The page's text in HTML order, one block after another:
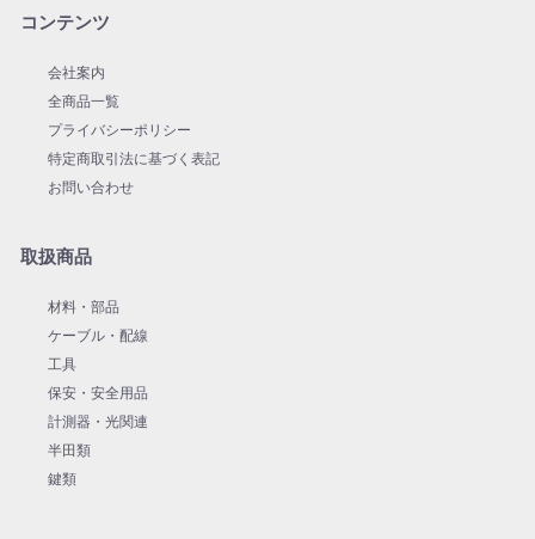
コンテンツ
会社案内
全商品一覧
プライバシーポリシー
特定商取引法に基づく表記
お問い合わせ
取扱商品
材料・部品
ケーブル・配線
工具
保安・安全用品
計測器・光関連
半田類
鍵類